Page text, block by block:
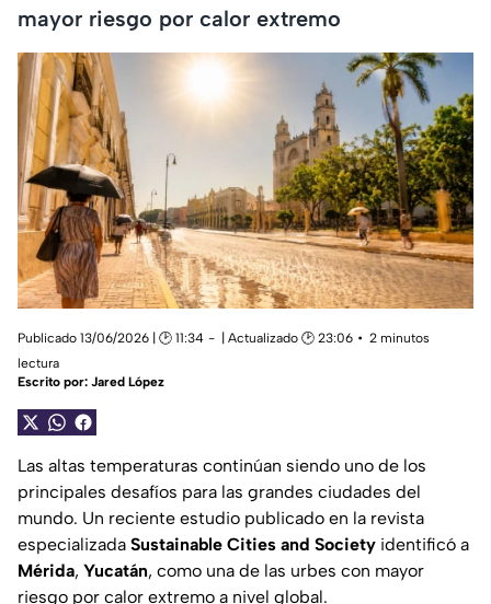
mayor riesgo por calor extremo
Publicado 13/06/2026 | 🕑 11:34 | Actualizado 🕑 23:06
2 minutos
lectura
Escrito por: Jared López
Las altas temperaturas continúan siendo uno de los
principales desafíos para las grandes ciudades del
mundo. Un reciente estudio publicado en la revista
especializada Sustainable Cities and Society identificó a
Mérida, Yucatán, como una de las urbes con mayor
riesgo por calor extremo a nivel global.